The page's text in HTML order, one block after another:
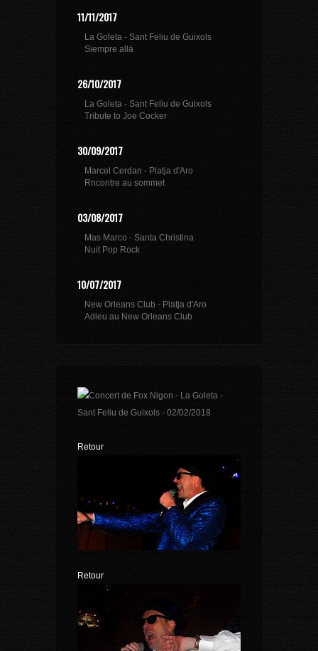
11/11/2017
La Goleta - Sant Feliu de Guixols
Siempre allà
26/10/2017
La Goleta - Sant Feliu de Guixols
Tribute to Joe Cocker
30/09/2017
Marcel Cerdan - Platja d'Aro
Rncontre au sommet
03/08/2017
Mas Marco - Santa Christina
Nuit Pop Rock
10/07/2017
New Orleans Club - Platja d'Aro
Adieu au New Orleans Club
Retour
Retour